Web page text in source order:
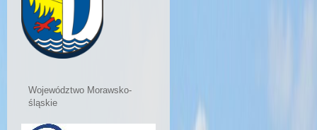
Województwo Morawsko-
śląskie